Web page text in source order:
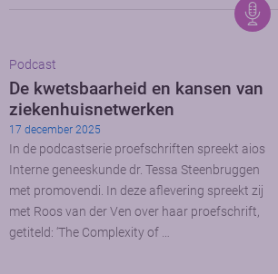
Podcast
De kwetsbaarheid en kansen van
ziekenhuisnetwerken
17 december 2025
In de podcastserie proefschriften spreekt aios
Interne geneeskunde dr. Tessa Steenbruggen
met promovendi. In deze aflevering spreekt zij
met Roos van der Ven over haar proefschrift,
getiteld: ‘The Complexity of …